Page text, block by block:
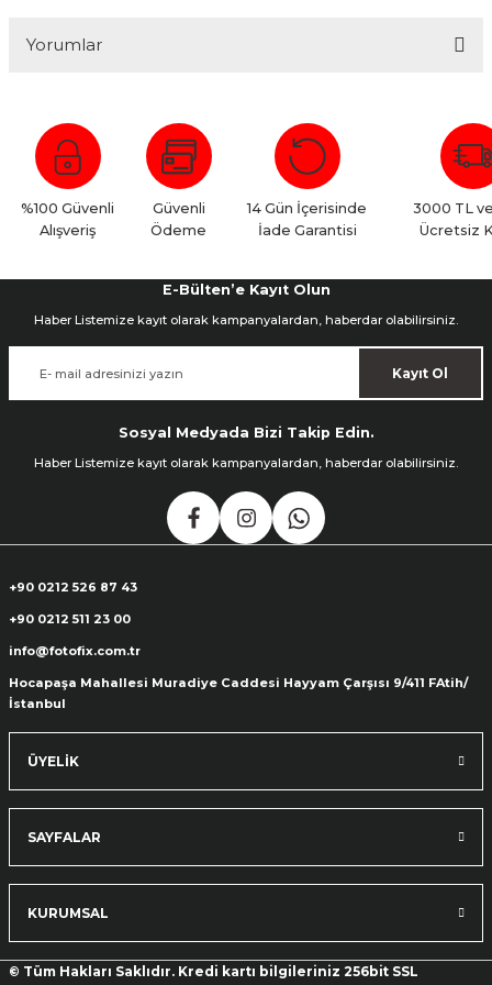
Yorumlar
Bu ürüne ilk yorumu siz yapın!
Yorum Yaz
%100 Güvenli
Alışveriş
Güvenli
Ödeme
14 Gün İçerisinde
İade Garantisi
3000 TL
Ücretsiz
E-Bülten’e Kayıt Olun
Haber Listemize kayıt olarak kampanyalardan, haberdar olabilirsiniz.
Kayıt Ol
Sosyal Medyada Bizi Takip Edin.
Haber Listemize kayıt olarak kampanyalardan, haberdar olabilirsiniz.
+90 0212 526 87 43
+90 0212 511 23 00
info@fotofix.com.tr
Hocapaşa Mahallesi Muradiye Caddesi Hayyam Çarşısı 9/411 FAtih/
İstanbul
ÜYELİK
SAYFALAR
KURUMSAL
© Tüm Hakları Saklıdır. Kredi kartı bilgileriniz 256bit SSL